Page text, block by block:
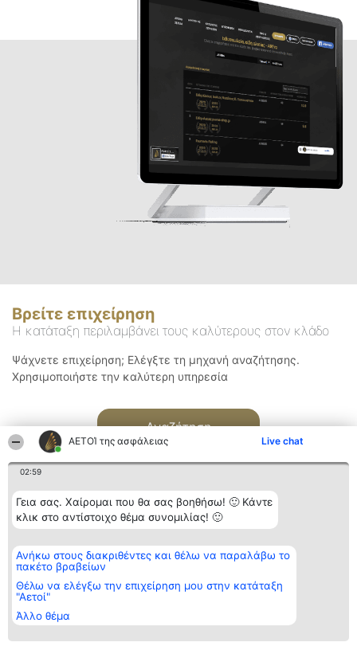
ΑΕΤΟΊ της ασφάλειας Live chat
02:59
Γεια σας. Χαίρομαι που θα σας βοηθήσω! 🙂 Κάντε
κλικ στο αντίστοιχο θέμα συνομιλίας! 🙂
Ανήκω στους διακριθέντες και θέλω να παραλάβω το
πακέτο βραβείων
Θέλω να ελέγξω την επιχείρηση μου στην κατάταξη
"Αετοί"
Άλλο θέμα
Βρείτε επιχείρηση
Η κατάταξη περιλαμβάνει τους καλύτερους στον κλάδο
Ψάχνετε επιχείρηση; Ελέγξτε τη μηχανή αναζήτησης.
Χρησιμοποιήστε την καλύτερη υπηρεσία
Αναζήτηση
Διοργανωτής της
κατάταξης
BEAUTIFUL COMPANY
ΤΗΛ. ΕΠΙΚΟΙΝΩΝΙΑΣ:
2104128019
email:
aetoi@beautifulcompany.co
Κατάταξη
Διακριθέντες
των
διακριθέντων
προϋποθέσεις
Επικοινωνία
Επικοινωνία